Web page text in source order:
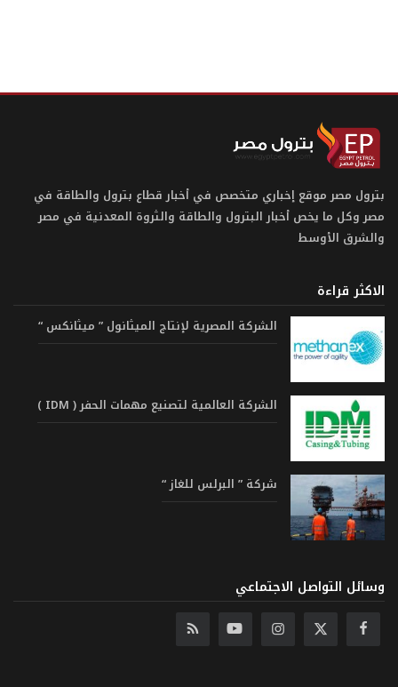
بترول مصر موقع إخباري متخصص في أخبار قطاع بترول والطاقة في
مصر وكل ما يخص أخبار البترول والطاقة والثروة المعدنية في مصر
والشرق الأوسط
الاكثر قراءة
الشركة المصرية لإنتاج الميثانول ” ميثانكس “
الشركة العالمية لتصنيع مهمات الحفر ( IDM )
شركة ” البرلس للغاز “
وسائل التواصل الاجتماعي